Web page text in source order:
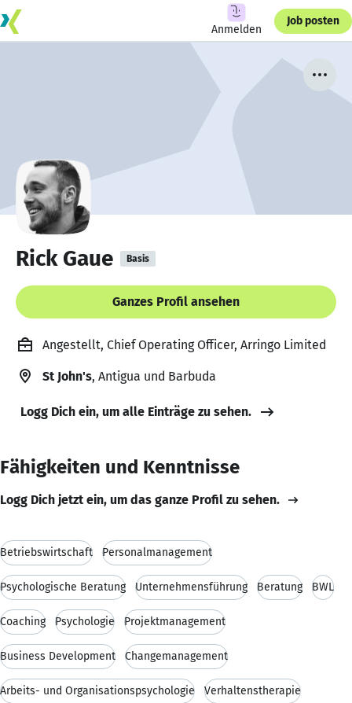
Anmelden
Job posten
Rick Gaue Basis
Ganzes Profil ansehen
Angestellt, Chief Operating Officer, Arringo Limited
St John's, Antigua und Barbuda
Logg Dich ein, um alle Einträge zu sehen.
Fähigkeiten und Kenntnisse
Logg Dich jetzt ein, um das ganze Profil zu sehen.
Betriebswirtschaft Personalmanagement
Psychologische Beratung Unternehmensführung Beratung BWL
Coaching Psychologie Projektmanagement
Business Development Changemanagement
Arbeits- und Organisationspsychologie Verhaltenstherapie